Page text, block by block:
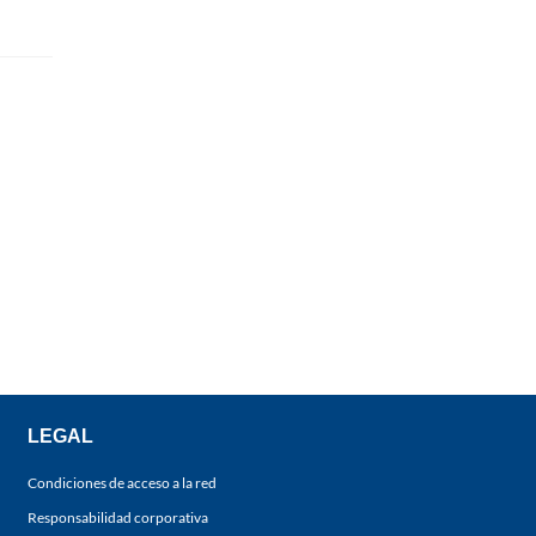
LEGAL
Condiciones de acceso a la red
Responsabilidad corporativa